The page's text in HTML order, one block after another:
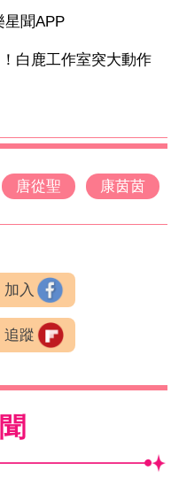
星聞APP
白鹿工作室突大動作
唐從聖 康茵茵
加入
追蹤